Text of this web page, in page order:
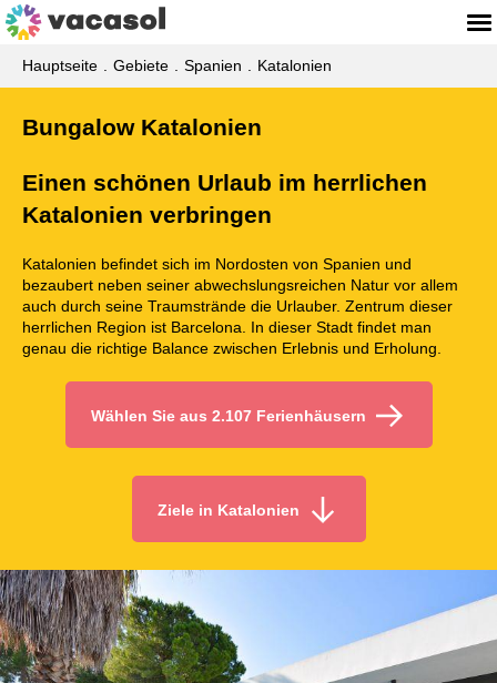
Hauptseite Gebiete Spanien Katalonien
Bungalow Katalonien
Einen schönen Urlaub im herrlichen
Katalonien verbringen
Katalonien befindet sich im Nordosten von Spanien und
bezaubert neben seiner abwechslungsreichen Natur vor allem
auch durch seine Traumstrände die Urlauber. Zentrum dieser
herrlichen Region ist Barcelona. In dieser Stadt findet man
genau die richtige Balance zwischen Erlebnis und Erholung.
Wählen Sie aus 2.107 Ferienhäusern
Ziele in Katalonien